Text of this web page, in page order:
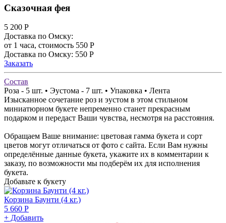
Сказочная фея
5 200 Р
Доставка по Омску:
от 1 часа, стоимость 550 Р
Доставка по Омску: 550 Р
Заказать
Состав
Роза - 5 шт. • Эустома - 7 шт. • Упаковка • Лента
Изысканное сочетание роз и эустом в этом стильном
миниатюрном букете непременно станет прекрасным
подарком и передаст Ваши чувства, несмотря на расстояния.
Обращаем Ваше внимание: цветовая гамма букета и сорт
цветов могут отличаться от фото с сайта. Если Вам нужны
определённые данные букета, укажите их в комментарии к
заказу, по возможности мы подберём их для исполнения
букета.
Добавьте к букету
Корзина Баунти (4 кг.)
5 660 Р
+ Добавить